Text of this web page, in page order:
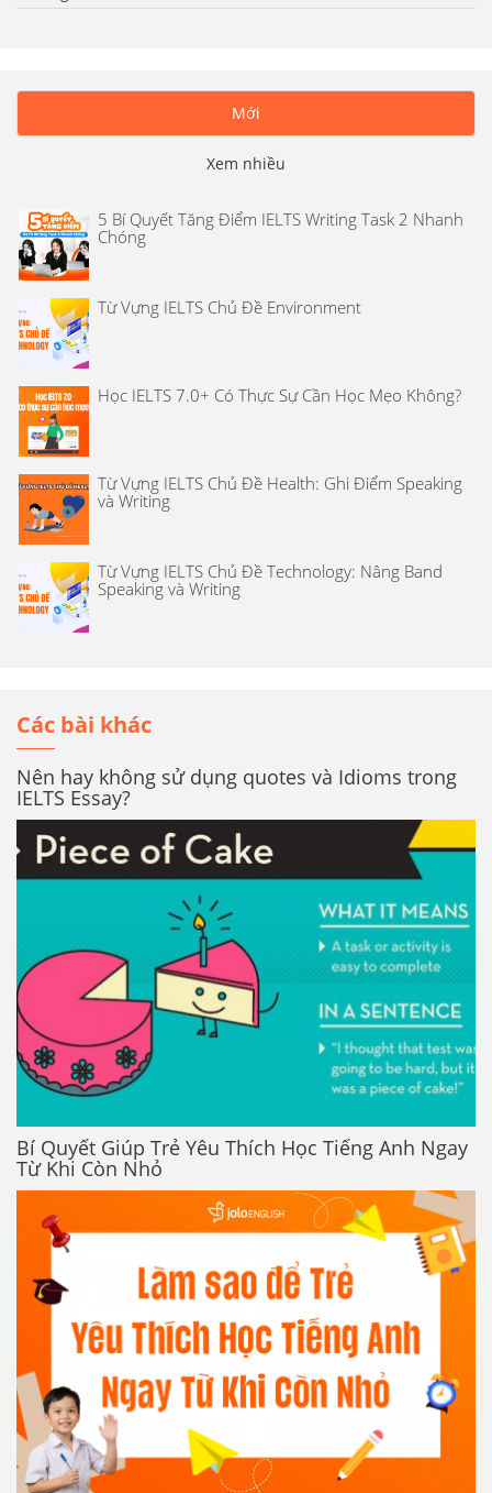
Mới
Xem nhiều
5 Bí Quyết Tăng Điểm IELTS Writing Task 2 Nhanh
Chóng
Từ Vựng IELTS Chủ Đề Environment
Học IELTS 7.0+ Có Thực Sự Cần Học Mẹo Không?
Từ Vựng IELTS Chủ Đề Health: Ghi Điểm Speaking
và Writing
Từ Vựng IELTS Chủ Đề Technology: Nâng Band
Speaking và Writing
Các bài khác
Nên hay không sử dụng quotes và Idioms trong
IELTS Essay?
Bí Quyết Giúp Trẻ Yêu Thích Học Tiếng Anh Ngay
Từ Khi Còn Nhỏ